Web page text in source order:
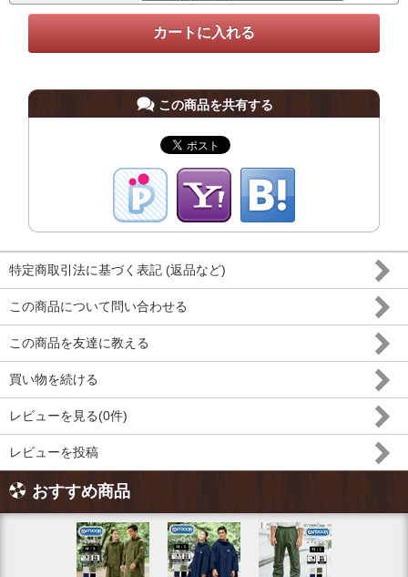
この商品を共有する
特定商取引法に基づく表記 (返品など)
この商品について問い合わせる
この商品を友達に教える
買い物を続ける
レビューを見る(0件)
レビューを投稿
おすすめ商品